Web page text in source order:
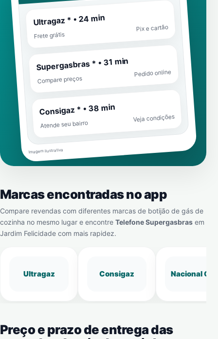
Ultragaz * • 24 min
Frete grátis
Pix e cartão
Supergasbras * • 31 min
Compare preços
Pedido online
Consigaz * • 38 min
Atende seu bairro
Veja condições
Imagem ilustrativa
Marcas encontradas no app
Compare revendas com diferentes marcas de botijão de gás de
cozinha no mesmo lugar e encontre Telefone Supergasbras em
Jardim Felicidade com mais rapidez.
Ultragaz Consigaz Nacional Gás
Preço e prazo de entrega das